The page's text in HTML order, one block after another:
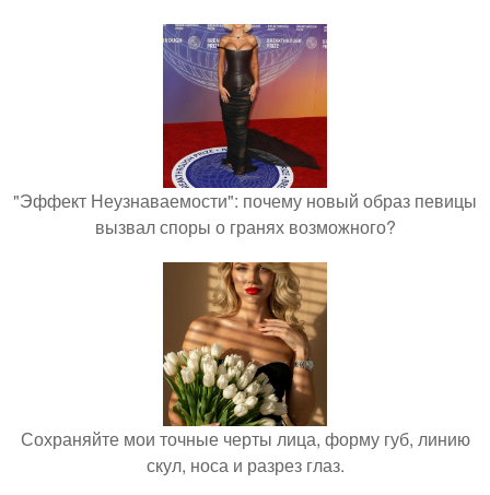
"Эффект Неузнаваемости": почему новый образ певицы
вызвал споры о гранях возможного?
Сохраняйте мои точные черты лица, форму губ, линию
скул, носа и разрез глаз.